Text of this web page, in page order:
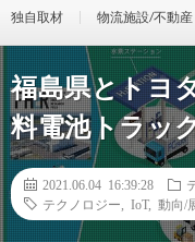
独自取材 物流施設/不動産
福島県とトヨ
料電池トラッ
2021.06.04 16:39:28
テクノロジー
IoT, 動向/